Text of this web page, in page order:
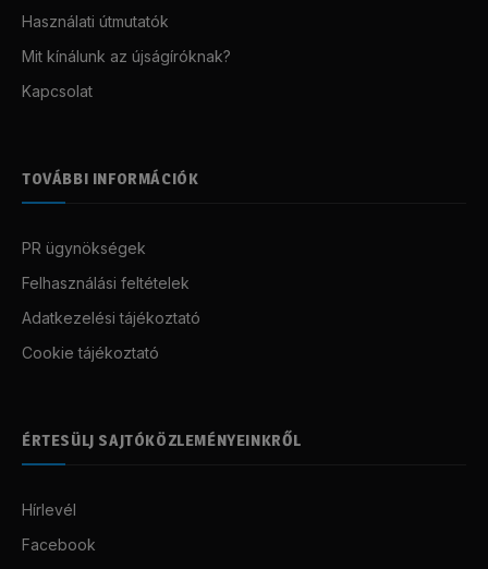
Használati útmutatók
Mit kínálunk az újságíróknak?
Kapcsolat
TOVÁBBI INFORMÁCIÓK
PR ügynökségek
Felhasználási feltételek
Adatkezelési tájékoztató
Cookie tájékoztató
ÉRTESÜLJ SAJTÓKÖZLEMÉNYEINKRŐL
Hírlevél
Facebook